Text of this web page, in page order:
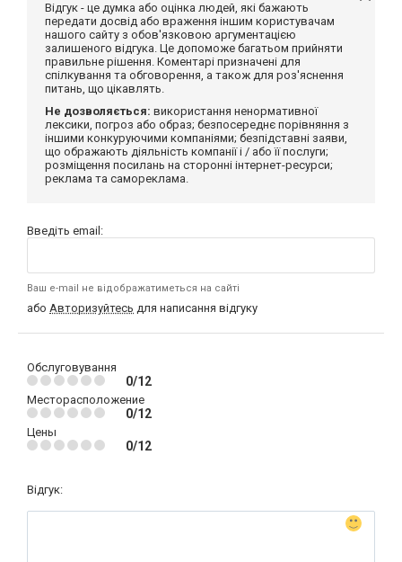
Відгук - це думка або оцінка людей, які бажають
передати досвід або враження іншим користувачам
нашого сайту з обов'язковою аргументацією
залишеного відгука. Це допоможе багатьом прийняти
правильне рішення. Коментарі призначені для
спілкування та обговорення, а також для роз'яснення
питань, що цікавлять.
Не дозволяється: використання ненормативної
лексики, погроз або образ; безпосереднє порівняння з
іншими конкуруючими компаніями; безпідставні заяви,
що ображають діяльність компанії і / або її послуги;
розміщення посилань на сторонні інтернет-ресурси;
реклама та самореклама.
Введіть email:
Ваш e-mail не відображатиметься на сайті
або Авторизуйтесь для написання відгуку
Обслуговування
0/12
Месторасположение
0/12
Цены
0/12
Відгук: